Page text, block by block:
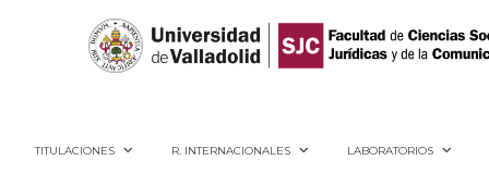
TITULACIONES R. INTERNACIONALES LABORATORIOS